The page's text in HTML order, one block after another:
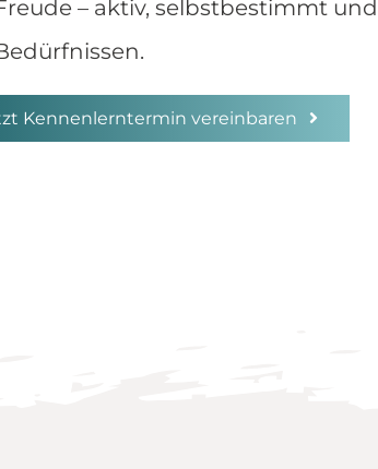
– aktiv, selbstbestimmt
Kennenlerntermin vereinbaren